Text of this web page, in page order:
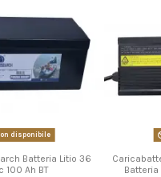
disponibile
Batteria Litio 36
100 Ah BT
Batteria